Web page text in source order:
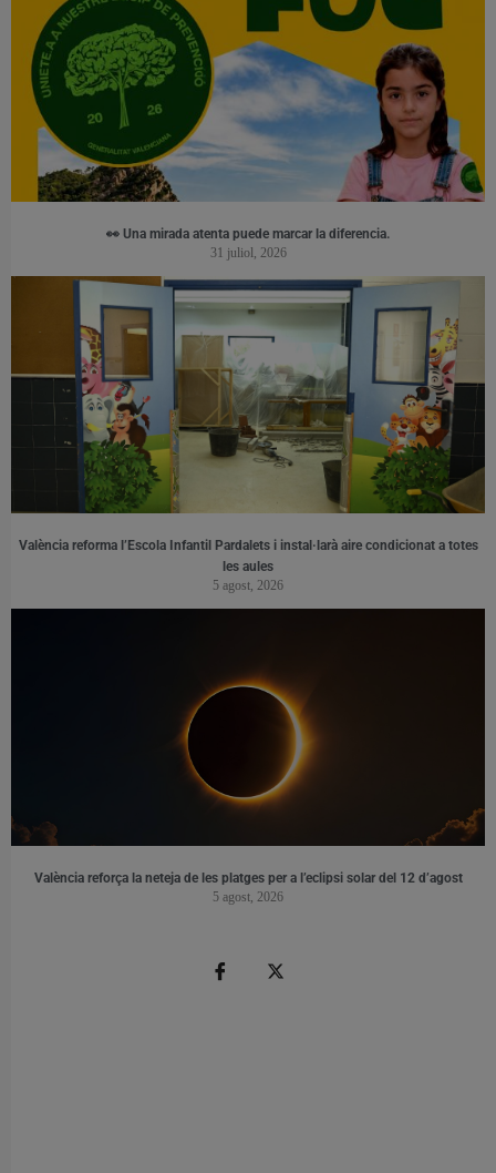
👀 Una mirada atenta puede marcar la diferencia.
31 juliol, 2026
València reforma l’Escola Infantil Pardalets i instal·larà aire condicionat a totes
les aules
5 agost, 2026
València reforça la neteja de les platges per a l’eclipsi solar del 12 d’agost
5 agost, 2026